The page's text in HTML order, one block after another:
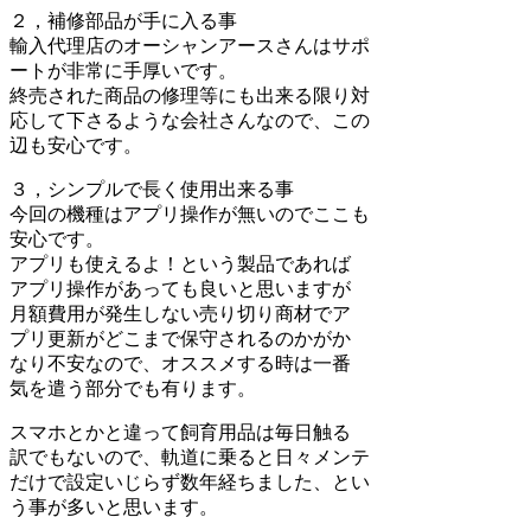
２，補修部品が手に入る事
輸入代理店のオーシャンアースさんはサポ
ートが非常に手厚いです。
終売された商品の修理等にも出来る限り対
応して下さるような会社さんなので、この
辺も安心です。
３，シンプルで長く使用出来る事
今回の機種はアプリ操作が無いのでここも
安心です。
アプリも使えるよ！という製品であれば
アプリ操作があっても良いと思いますが
月額費用が発生しない売り切り商材でア
プリ更新がどこまで保守されるのかがか
なり不安なので、オススメする時は一番
気を遣う部分でも有ります。
スマホとかと違って飼育用品は毎日触る
訳でもないので、軌道に乗ると日々メンテ
だけで設定いじらず数年経ちました、とい
う事が多いと思います。